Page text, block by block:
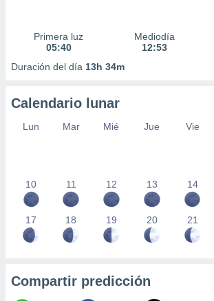
Primera luz
05:40
Mediodía
12:53
Duración del día 13h 34m
Calendario lunar
Lun Mar Mié Jue Vie
10 11 12 13 14
17 18 19 20 21
Compartir predicción